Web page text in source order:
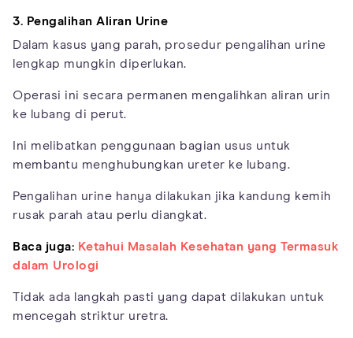
3. Pengalihan Aliran Urine
Dalam kasus yang parah, prosedur pengalihan urine
lengkap mungkin diperlukan.
Operasi ini secara permanen mengalihkan aliran urin
ke lubang di perut.
Ini melibatkan penggunaan bagian usus untuk
membantu menghubungkan ureter ke lubang.
Pengalihan urine hanya dilakukan jika kandung kemih
rusak parah atau perlu diangkat.
Baca juga: Ketahui Masalah Kesehatan yang Termasuk
dalam Urologi
Tidak ada langkah pasti yang dapat dilakukan untuk
mencegah striktur uretra.